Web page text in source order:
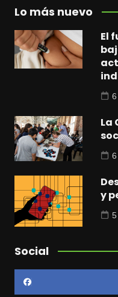
Lo más nuevo
El
La
y
Social